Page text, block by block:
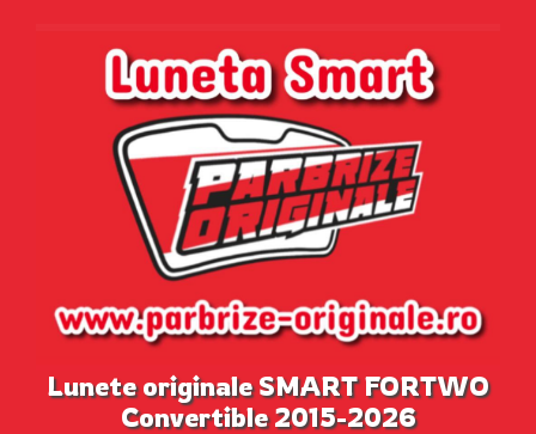
Lunete originale SMART FORTWO
Convertible 2015-2026